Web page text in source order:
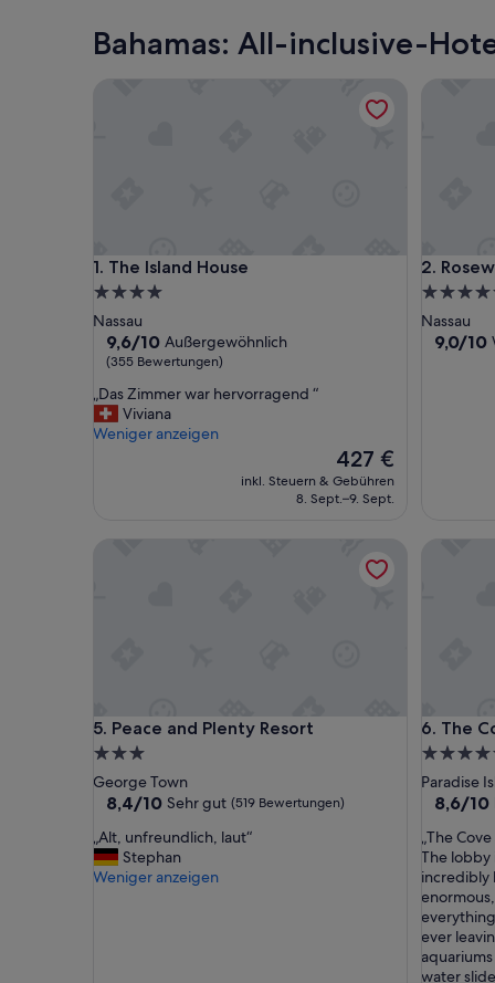
Bahamas: All-inclusive-
1. The Island House
The Island House
4.0-
Sterne-
Unterkunft
Nassau
9.6
von
Außergewöhnlich,
(355
Bewertungen)
9,6/10 Außergewöhnlich
(355 Bewertungen)
„
D
a
o
r
a
n
d
„Das Zimmer war hervorragend “
Viviana
Weniger anzeigen
Der
Preis
beträgt
427 €
inkl. Steuern & Gebühren
8. Sept.–9. Sept.
2.
5.0-
Sterne-
Nassau
9.0
9,0/10
5. Peace and Plenty Resort
Peace and Plenty Resort
3.0-
Sterne-
Unterkunft
George Town
8.4
10,
Sehr
gut,
8,4/10 Sehr gut (519 Bewertungen)
„
A
l
„Alt, unfreundlich, laut“
Stephan
Weniger anzeigen
6. The
The
5.0-
Sterne-
Paradise
8.6
10,
(1.016
8,6/10
„
T
h
e
C
o
v
e
„The
The lobby
incredibly
ever
water